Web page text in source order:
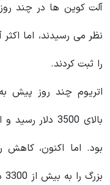
آلت کوین ها در چند
نظر می رسیدند، اما
را ثبت کردند.
اتریوم چند روز پیش
بالای 3500
بزرگ را به بیش از 3300 دلار رسانده است.